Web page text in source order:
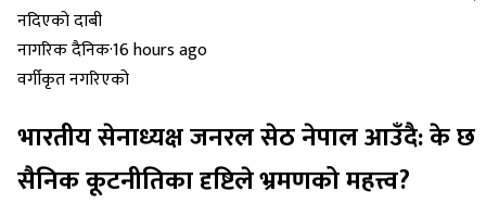
नागरिक दैनिक·16 hours ago
वर्गीकृत नगरिएको
भारतीय सेनाध्यक्ष जनरल सेठ नेपाल आउँदै: के छ
सैनिक कूटनीतिका दृष्टिले भ्रमणको महत्त्व?